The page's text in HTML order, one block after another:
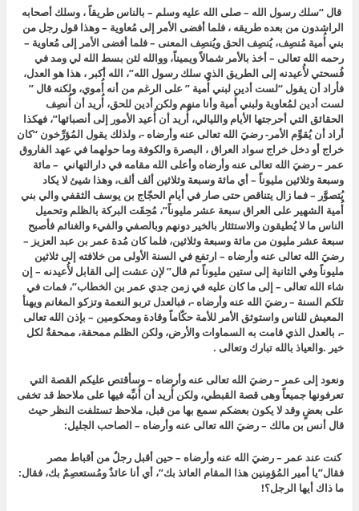
قال “سلك رسول الله – صلى الله عليه وسلم – بالناس طريقاً ، وسلك أصحابه
الراشدون من بعده طريقه ، فلما أفضى الأمر إلى مُعاوية – وهذا قول رجل من
بني أُمية مُنصِف، يُنصِف الحق ويُنصِف المعنى – فلما أفضى الأمر إلى مُعاوية –
رحمه الله تعالى – أخذ بالأمر شمالاً ويميناً، ووالله لئن بسط الله لي ومد في
فُسحتي لأُعيدنه إلى الطريق الذي سلك رسول الله”، الله أكبر ، هذا هو العدل،
فأراد أن يقول “لست أدين لبني أُمية ” على الرغم من أنه أُموي، ولكنه قال ”
لست أدين لمُعاوية ولبني أُمية وأنا منهم ولكن أدين للحق، أُريد أن أُنصِف
الحقائق التي أحرجتها الأيام والليالي، أُريد أن أُعيد الأمور إلى أنصبائها”، فهكذا
أراد أن يُقوِّم الأمر- رضيَ الله تعالى عنه وأرضاه -، ولذلك يقول المُؤرِّخون “كان
خراج أو دخل خراج سواد العراق ، البصرة والكوفة وما حولهما في عهد الفاروق
عمر – رضيَ الله تعالى عنه وأرضاه وأعلى الله مقامه في دارالتهاني – مائة
وسبعة وثلاثين مليوناً – أي مائة وسبعة وثلاثين ألف ألف، وهذا شيئ لا يكاد
يُتصوَّر – فما زال يتناقص حتى صار في أيام الحجّاج بن يوسف الثقفي والي بني
أُمية الشهير على العراق سبعة عشر مليوناً”، مُحِقَت البركة بالظلم وتحميل
الناس ما لا يُطيقون والاستئثار بالخير دونهم وبالصفي والفيء والغنائم فأصبح
سبعة عشر مليون من مائة وسبعة وثلاثين، فلما كان مُدة عمر بن عبد العزيز –
رضيَ الله تعالى عنه وأرضاه – ارتفع في السنة الأولى من خلافته إلى ثلاثين
مليوناً وفي الثانية إلى ستين مليوناً ثم قال” لإن عشت إلى القابل لأُعيدنه – إن
شاء الله تعالى – إلى ما كان عليه في زمن جدي عمر بن الخطاب”، فمات في
تلكم السنة – رضيَ الله عنه وأرضاه -، فبالعدل تربو النعمة وتزكو المغانم ويهنأ
المعيش للناس واستوثق الأمر للأمة حكّاماً وقادة ومحكومين – بإذن الله تعالى
-، بالعدل الذي قامت به السماوات والأرض، ولكن الظلم ممحقة، ممحقةٌ لكل
خير .والعياذ بالله تبارك وتعالى .
ونعود إلى عمر – رضيَ الله تعالى عنه وأرضاه – وسأقتص عليكم القصة التي
تعرفونها جميعاً وهى قصة القبطي، ولكن أُريد أن أُنبِّه فيها على ملاحظ قد تخفى
على بعضٍ وقد لا يكون بعضكم سمع بها من قبل، ملاحظ تستلفت النظر حيث
قال أنس بن مالك – رضيَ الله تعالى عنه وأرضاه – الصاحب الجليل:
كنت عند عمر – رضيَ الله عنه وأرضاه – حين أقبل رجلٌ من أقباط مصر
فقال”يا أمير المُؤمِنين هذا المقام العائذ بك”، أي أنا عائذٌ ومُستعصِمٌ بك، فقال:
ما ذاك أيها الرجل؟!